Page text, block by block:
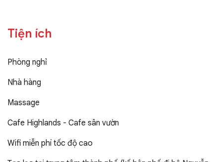
Tiện ích
Phòng nghỉ
Nhà hàng
Massage
Cafe Highlands - Cafe sân vườn
Wifi miễn phí tốc độ cao